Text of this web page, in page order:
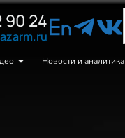
90 24
Новости и аналитика